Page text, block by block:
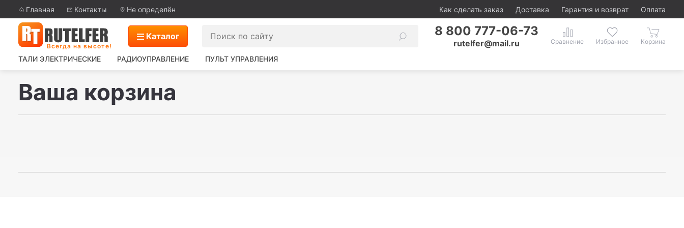
Главная Контакты Не определён Как сделать заказ Доставка Гарантия и возврат Оплата
Всегда на высоте!
Каталог 8 800 777-06-73
rutelfer@mail.ru
ТАЛИ ЭЛЕКТРИЧЕСКИЕ РАДИОУПРАВЛЕНИЕ ПУЛЬТ УПРАВЛЕНИЯ
Ваша корзина